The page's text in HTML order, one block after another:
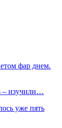
фар днем.
– изучили…
уже пять